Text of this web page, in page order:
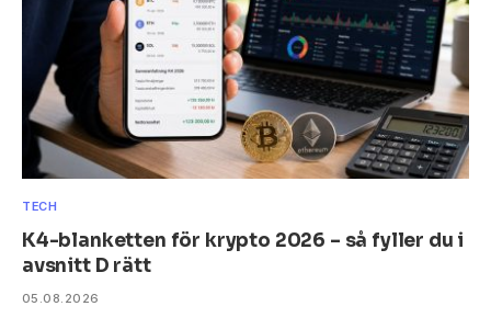
TECH
K4-blanketten för krypto 2026 – så fyller du i
avsnitt D rätt
05.08.2026